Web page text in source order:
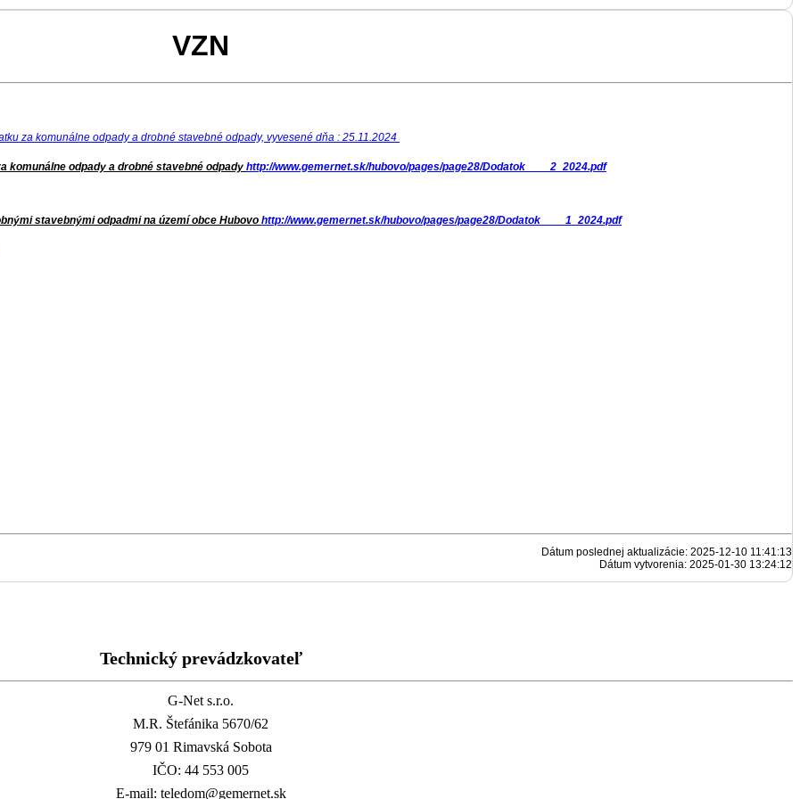
VZN
za komunálne odpady a drobné stavebné odpady, vyvesené dňa : 25.11.2024
komunálne odpady a drobné stavebné odpady http://www.gemernet.sk/hubovo/pages/page28/Dodatok____2_2024.pdf
stavebnými odpadmi na území obce Hubovo http://www.gemernet.sk/hubovo/pages/page28/Dodatok____1_2024.pdf
Dátum poslednej aktualizácie: 2025-12-10 11:41:13
Dátum vytvorenia: 2025-01-30 13:24:12
Technický prevádzkovateľ
G-Net s.r.o.
M.R. Štefánika 5670/62
979 01 Rimavská Sobota
IČO: 44 553 005
E-mail: teledom@gemernet.sk